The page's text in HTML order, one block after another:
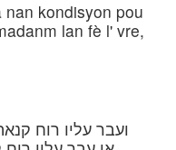
kondisyon pou
lan fè l' vre,
ועבר עליו רוח